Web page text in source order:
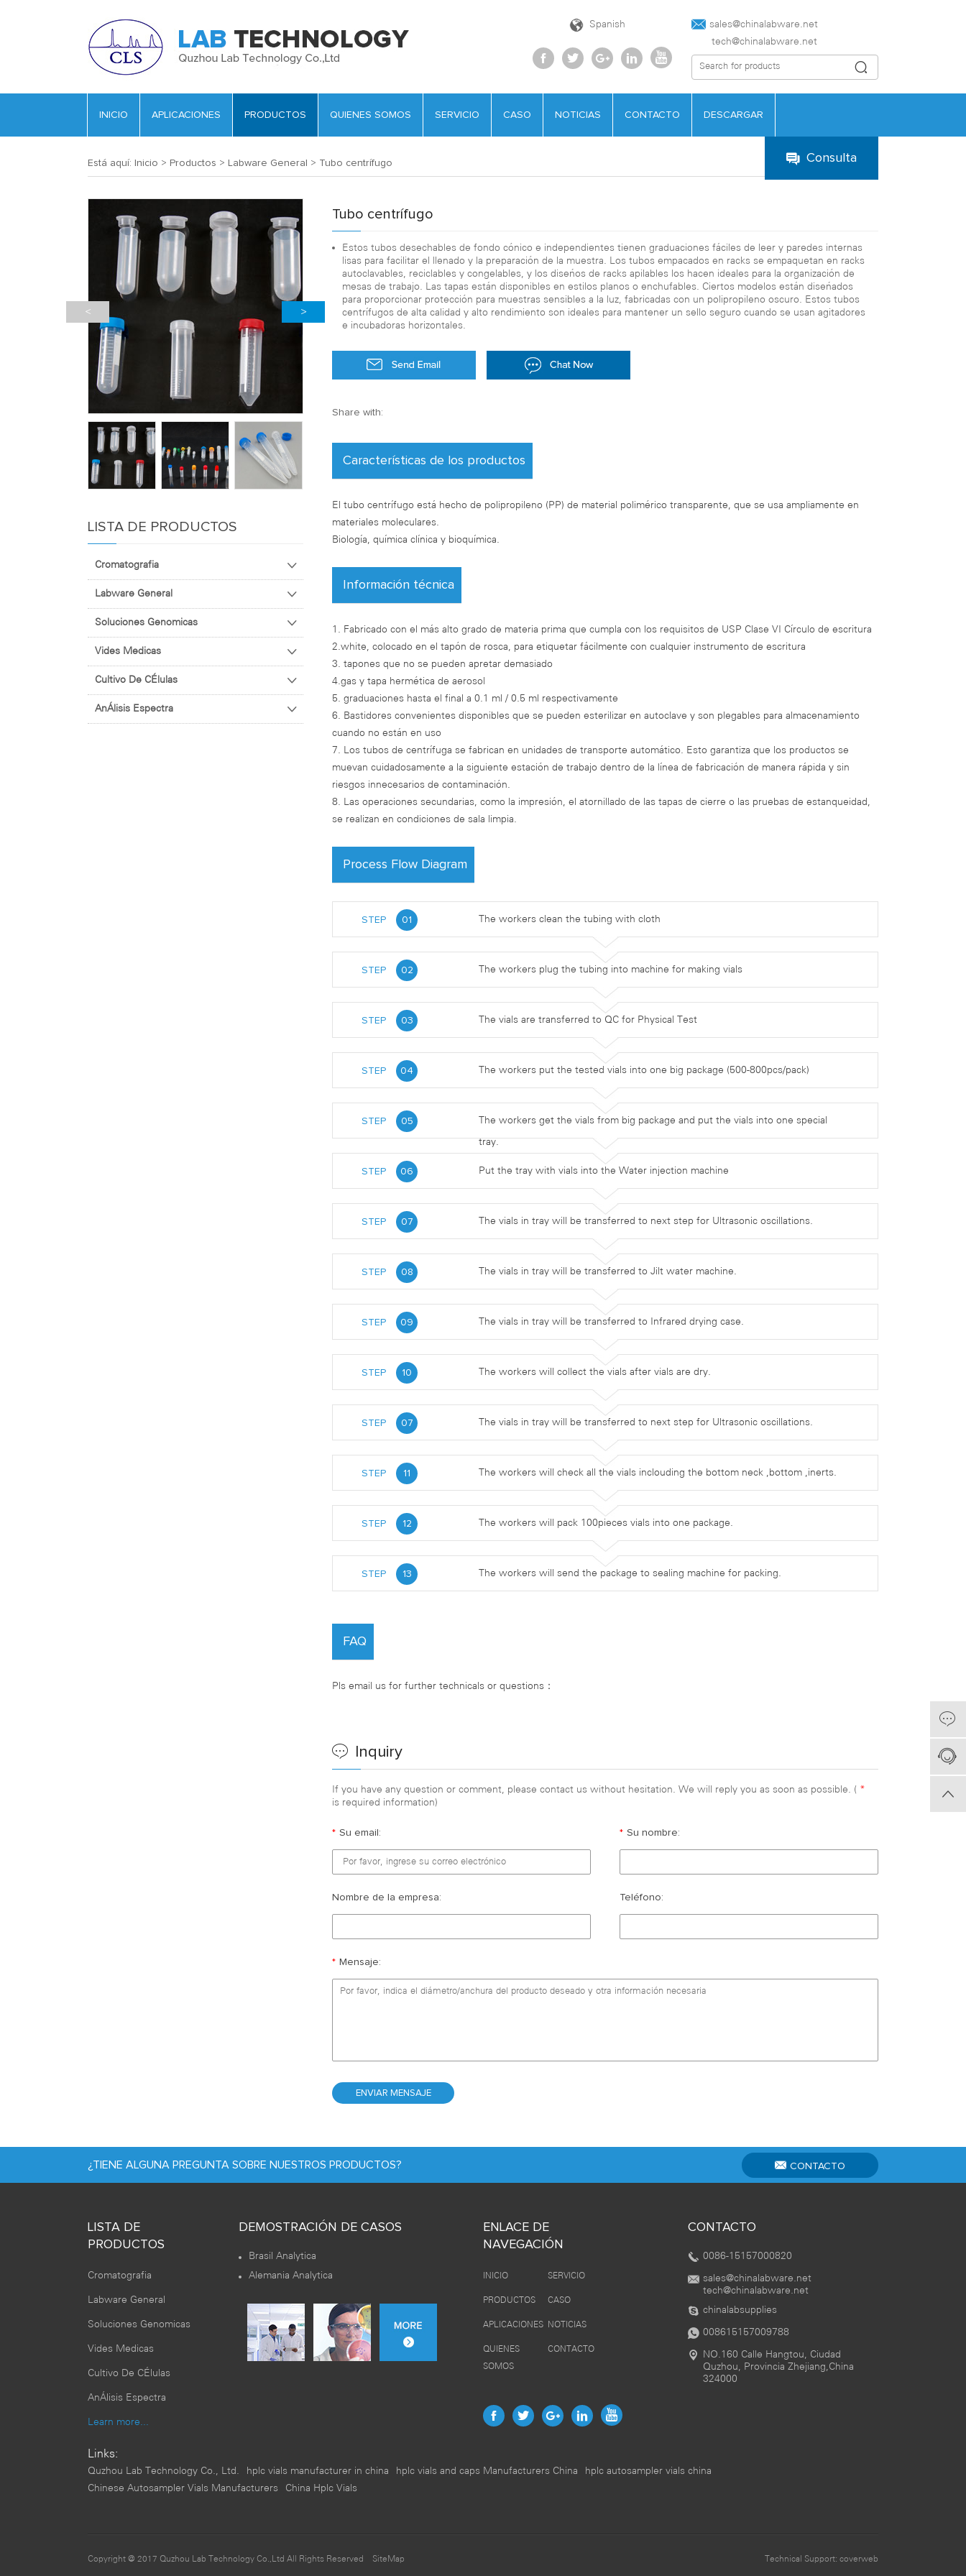
Spanish
sales@chinalabware.net‍
tech@chinalabware.net
INICIO APLICACIONES PRODUCTOS QUIENES SOMOS SERVICIO CASO NOTICIAS CONTACTO DESCARGAR
Consulta
Está aquí: Inicio > Productos > Labware General > Tubo centrífugo
< >
LISTA DE PRODUCTOS
Cromatografia
Labware General
Soluciones Genomicas
Vides Medicas
Cultivo De CÉlulas
AnÁlisis Espectra
Tubo centrífugo
Estos tubos desechables de fondo cónico e independientes tienen graduaciones fáciles de leer y paredes internas
lisas para facilitar el llenado y la preparación de la muestra. Los tubos empacados en racks se empaquetan en racks
autoclavables, reciclables y congelables, y los diseños de racks apilables los hacen ideales para la organización de
mesas de trabajo. Las tapas están disponibles en estilos planos o enchufables. Ciertos modelos están diseñados
para proporcionar protección para muestras sensibles a la luz, fabricadas con un polipropileno oscuro. Estos tubos
centrífugos de alta calidad y alto rendimiento son ideales para mantener un sello seguro cuando se usan agitadores
e incubadoras horizontales.
Share with:
Características de los productos
El tubo centrífugo está hecho de polipropileno (PP) de material polimérico transparente, que se usa ampliamente en
materiales moleculares.
Biología, química clínica y bioquímica.
Información técnica
1. Fabricado con el más alto grado de materia prima que cumpla con los requisitos de USP Clase VI Círculo de escritura
2.white, colocado en el tapón de rosca, para etiquetar fácilmente con cualquier instrumento de escritura
3. tapones que no se pueden apretar demasiado
4.gas y tapa hermética de aerosol
5. graduaciones hasta el final a 0.1 ml / 0.5 ml respectivamente
6. Bastidores convenientes disponibles que se pueden esterilizar en autoclave y son plegables para almacenamiento
cuando no están en uso
7. Los tubos de centrífuga se fabrican en unidades de transporte automático. Esto garantiza que los productos se
muevan cuidadosamente a la siguiente estación de trabajo dentro de la línea de fabricación de manera rápida y sin
riesgos innecesarios de contaminación.
8. Las operaciones secundarias, como la impresión, el atornillado de las tapas de cierre o las pruebas de estanqueidad,
se realizan en condiciones de sala limpia.
Process Flow Diagram
STEP 01 The workers clean the tubing with cloth
STEP 02 The workers plug the tubing into machine for making vials
STEP 03 The vials are transferred to QC for Physical Test
STEP 04 The workers put the tested vials into one big package (500-800pcs/pack)
STEP 05 The workers get the vials from big package and put the vials into one special
tray.
STEP 06 Put the tray with vials into the Water injection machine
STEP 07 The vials in tray will be transferred to next step for Ultrasonic oscillations.
STEP 08 The vials in tray will be transferred to Jilt water machine.
STEP 09 The vials in tray will be transferred to Infrared drying case.
STEP 10 The workers will collect the vials after vials are dry.
STEP 07 The vials in tray will be transferred to next step for Ultrasonic oscillations.
STEP 11 The workers will check all the vials inclouding the bottom neck ,bottom ,inerts.
STEP 12 The workers will pack 100pieces vials into one package.
STEP 13 The workers will send the package to sealing machine for packing.
FAQ
Pls email us for further technicals or questions：
Inquiry
If you have any question or comment, please contact us without hesitation. We will reply you as soon as possible. ( *
is required information)
* Su email: * Su nombre:
Nombre de la empresa: Teléfono:
* Mensaje:
¿TIENE ALGUNA PREGUNTA SOBRE NUESTROS PRODUCTOS? CONTACTO
LISTA DE
PRODUCTOS
Cromatografia
Labware General
Soluciones Genomicas
Vides Medicas
Cultivo De CÉlulas
AnÁlisis Espectra
Learn more...
DEMOSTRACIÓN DE CASOS
Brasil Analytica
Alemania Analytica
ENLACE DE
NAVEGACIÓN
INICIO SERVICIO
PRODUCTOS CASO
APLICACIONES NOTICIAS
QUIENES
SOMOS
CONTACTO
CONTACTO
0086-15157000820
sales@chinalabware.net‍
tech@chinalabware.net
chinalabsupplies
008615157009788
NO.160 Calle Hangtou, Ciudad
Quzhou, Provincia Zhejiang,China
324000
Links:
Quzhou Lab Technology Co., Ltd. hplc vials manufacturer in china hplc vials and caps Manufacturers China
hplc autosampler vials china
Chinese Autosampler Vials Manufacturers
China Hplc Vials
Copyright @ 2017 Quzhou Lab Technology Co.,Ltd All Rights Reserved SiteMap Technical Support: coverweb